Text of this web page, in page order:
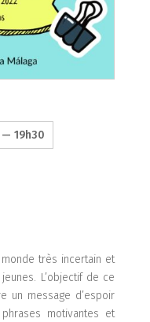
19h30
monde très incertain et
L’objectif de ce
un message d’espoir
motivantes et
1